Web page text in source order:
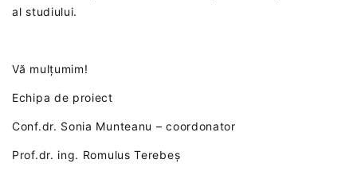
al studiului.
Vă mulțumim!
Echipa de proiect
Conf.dr. Sonia Munteanu – coordonator
Prof.dr. ing. Romulus Terebeș